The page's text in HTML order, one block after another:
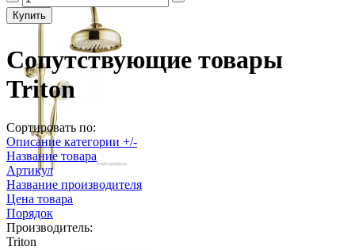
Сопутствующие товары
Triton
Сортировать по:
Описание категории +/-
Название товара
Артикул
Название производителя
Цена товара
Порядок
Производитель:
Triton